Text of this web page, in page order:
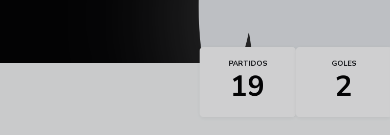
PARTIDOS
19
GOLES
2